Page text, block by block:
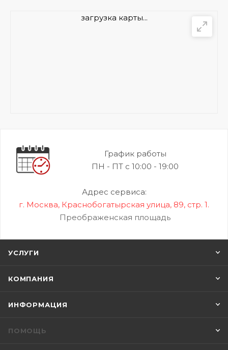
загрузка карты...
График работы
ПН - ПТ с 10:00 - 19:00
Адрес сервиса:
г. Москва, Краснобогатырская улица, 89, стр. 1.
Преображенская площадь
УСЛУГИ
КОМПАНИЯ
ИНФОРМАЦИЯ
ПОМОЩЬ